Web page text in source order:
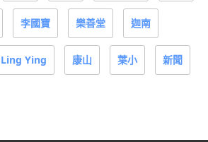
李國寶 樂善堂 迦南
Ling Ying 康山 葉小 新聞